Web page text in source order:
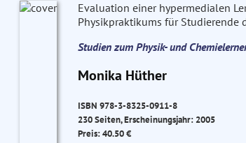
Evaluation einer hypermedialen
Physikpraktikums für Studierende
Studien zum Physik- und
Monika Hüther
ISBN 978-3-8325-0911-8
230 Seiten, Erscheinungsjahr: 2005
Preis: 40.50 €